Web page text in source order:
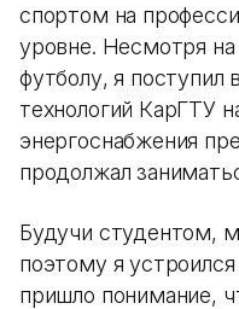
спортом на
уровне. Несмотря
футболу, я поступил
технологий КарГТУ
энергоснабжения
продолжал
Будучи студентом,
поэтому я
пришло понимание,